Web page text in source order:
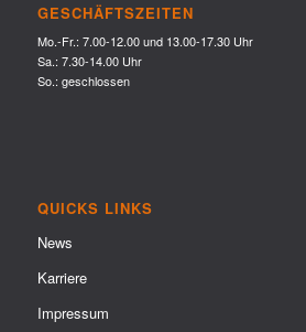
GESCHÄFTSZEITEN
Mo.-Fr.: 7.00-12.00 und 13.00-17.30 Uhr
Sa.: 7.30-14.00 Uhr
So.: geschlossen
QUICKS LINKS
News
Karriere
Impressum